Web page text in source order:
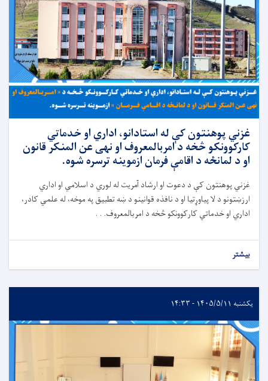
غزني پوهنتون کې له استادانو، اداري او خدماتي
کارکوونکو څخه د امربالمعروف او نهی عن المنکر قانون
او د لمانځه د اقامې فرمان ازموینه ترسره شوه.
غزني پوهنتون کې د دعوت او ارشاد آمریت له لوري د اسلامي او اداري
ارزښتونو د لا پیاوړتیا او د نافذه قوانینو د ښه تطبیق په موخه، له علمي کادر،
اداري او خدماتي کارکوونکو څخه د امربالمعروف. . .
بیشتر
یکشنبه ۱۴۰۵/۵/۱۱ - ۱۴:۳۳